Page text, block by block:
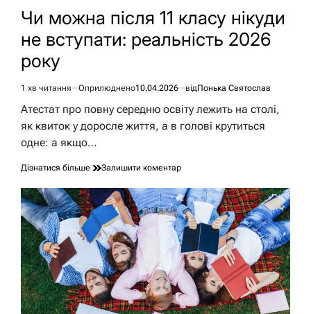
Чи можна після 11 класу нікуди
не вступати: реальність 2026
року
Орієнтовний
час
1 хв читання Оприлюднено10.04.2026 відПонька Святослав
Атестат про повну середню освіту лежить на столі,
як квиток у доросле життя, а в голові крутиться
одне: а якщо…
Дізнатися більше Залишити коментардо
можна
після
11
класу
нікуди
не
вступати:
реальність
2026
року